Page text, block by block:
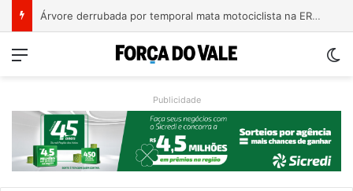
Bebê de um mês se engasga e é socorrido por bombeiros em Teutônia
Menu
Publicidade